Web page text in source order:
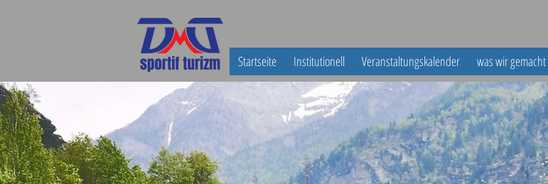
Startseite Institutionell Veranstaltungskalender was wir